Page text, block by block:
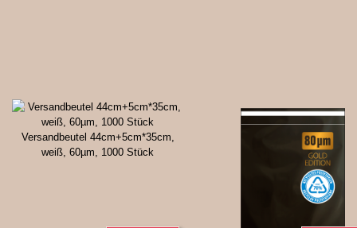
Versandbeutel 44cm+5cm*35cm,
weiß, 60µm, 1000 Stück